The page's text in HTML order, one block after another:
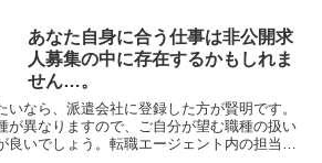
あなた自身に合う仕事は非公開求
人募集の中に存在するかもしれま
せん…。
いなら、派遣会社に登録した方が賢明です。
が異なりますので、ご自分が望む職種の扱い
良いでしょう。転職エージェント内の担当を